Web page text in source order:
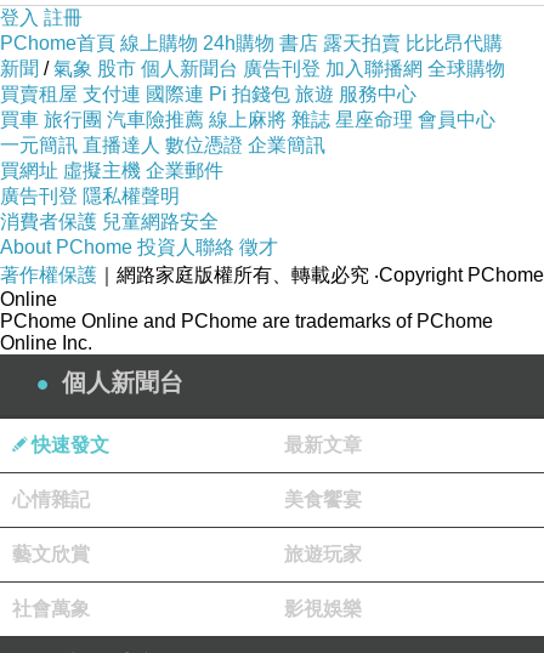
登入 註冊
PChome首頁 線上購物 24h購物 書店 露天拍賣 比比昂代購
新聞 /氣象 股市 個人新聞台 廣告刊登 加入聯播網 全球購物
買賣租屋 支付連 國際連 Pi 拍錢包 旅遊 服務中心
買車 旅行團 汽車險推薦 線上麻將 雜誌 星座命理 會員中心
一元簡訊 直播達人 數位憑證 企業簡訊
買網址 虛擬主機 企業郵件
廣告刊登 隱私權聲明
消費者保護 兒童網路安全
About PChome 投資人聯絡 徵才
著作權保護 ｜網路家庭版權所有、轉載必究 ‧Copyright PChome
Online
PChome Online and PChome are trademarks of PChome
Online Inc.
個人新聞台
快速發文 最新文章
心情雜記 美食饗宴
藝文欣賞 旅遊玩家
社會萬象 影視娛樂